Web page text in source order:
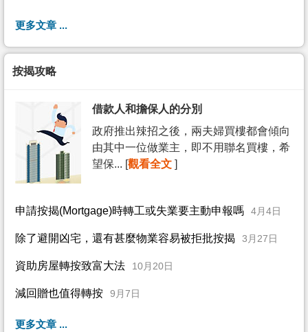
更多文章 ...
按揭攻略
借款人和擔保人的分別
政府推出辣招之後，兩夫婦買樓都會傾向
由其中一位做業主，即不用聯名買樓，希
望保... [觀看全文 ]
申請按揭(Mortgage)時轉工或失業要主動申報嗎 4月4日
除了避開凶宅，還有甚麼物業容易被拒批按揭 3月27日
資助房屋轉按致富大法 10月20日
減回贈也值得轉按 9月7日
更多文章 ...